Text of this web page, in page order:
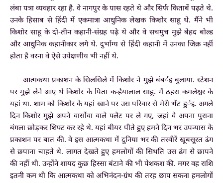
लंबा पत्रा व्यवहार रहा है. वे नागपुर के पास रहते थे और सिर्फ किताबें पढ़ते थे.
उनके हिसाब से हिंदी में एकमात्रा आधुनिक लेखक किशोर साहू थे. मैंने भी
किशोर साहू के दो-तीन कहानी-संग्रह पढ़े थे और वे सचमुच मुझे बेहद बोल्ड
और आधुनिक कहानीकार लगे थे. दुर्भाग्य से हिंदी कहानी में उनका जिक्र नहीं
होता है वरना वे ऐसे उपेक्षणीय भी नहीं थे.
आत्मकथा प्रकाशन के सिलसिले में किशोर ने मुझे बंबर्इ बुलाया. स्टेशन
पर मुझे लेने आए थे किशोर के पिता कन्हैयालाल साहू. मैं ठहरा कमलेश्वर के
यहां था. शाम को किशोर के यहां खाने पर उस परिवार से मेरी भेंट हुर्इ. अगले
दिन किशोर मुझे अपने वार्सोवा वाले फ्लैट पर ले गए, जहां वे अपना पुराना
बंगला छोड़कर शिफ्ट कर रहे थे. यहां बीयर पीते हुए हमने दिन भर उपन्यास के
प्रकाशन पर बात की. वे इस आत्मकथा में दुनिया भर की तस्वीरें खूबसूरत ढंग
से छपाना चाहते थे. लागत देखते हुए हमलोगों की सिथति उस ढंग से छापने
की नहीं थी. उन्होंने शायद कुछ हिस्सा बंटाने की भी पेशकश की. मगर वह राशि
इतनी कम थी कि आत्मकथा को अभिनंदन-ग्रंथ की तरह छाप सकना हमलोगों